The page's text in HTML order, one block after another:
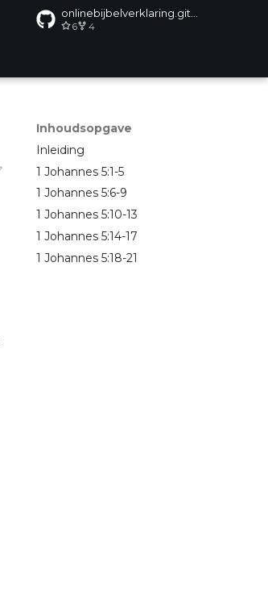
6 4
Inhoudsopgave
Inleiding
1 Johannes 5:1-5
1 Johannes 5:6-9
1 Johannes 5:10-13
1 Johannes 5:14-17
1 Johannes 5:18-21